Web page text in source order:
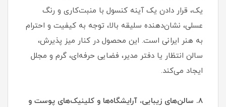
یک، قرار دادن یک آینه کنسول با منبت‌کاری و رنگ
عسلی، نشان‌دهنده سلیقه بالا، توجه به کیفیت و احترام
به هنر ایرانی است. این محصول در کنار میز پذیرش،
سالن انتظار یا دفتر مدیر، فضایی حرفه‌ای، گرم و مجلل
ایجاد می‌کند.
۸. سالن‌های زیبایی، آرایشگاه‌ها و کلینیک‌های پوست و